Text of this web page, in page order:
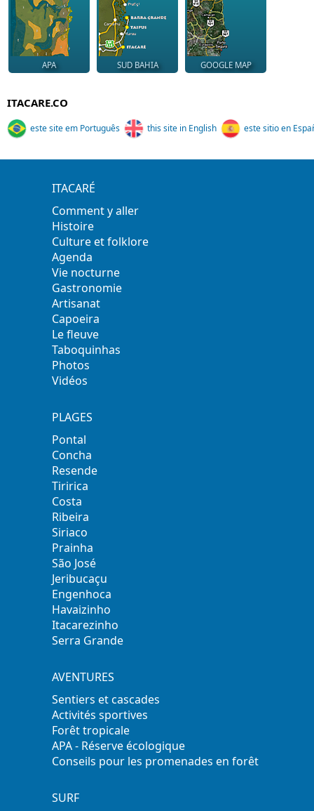
APA SUD BAHIA GOOGLE MAP
ITACARE.CO
este site em Português this site in English este sitio en
ITACARÉ
Comment y aller
Histoire
Culture et folklore
Agenda
Vie nocturne
Gastronomie
Artisanat
Capoeira
Le fleuve
Taboquinhas
Photos
Vidéos
PLAGES
Pontal
Concha
Resende
Tiririca
Costa
Ribeira
Siriaco
Prainha
São José
Jeribucaçu
Engenhoca
Havaizinho
Itacarezinho
Serra Grande
AVENTURES
Sentiers et cascades
Activités sportives
Forêt tropicale
APA - Réserve écologique
Conseils pour les promenades en forêt
SURF